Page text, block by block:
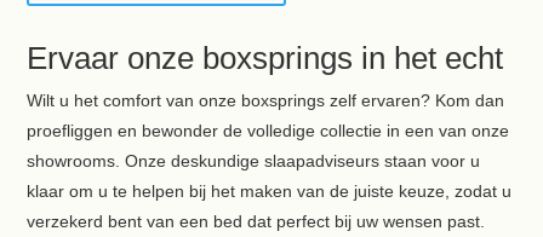
Ervaar onze boxsprings in het echt
Wilt u het comfort van onze boxsprings zelf ervaren? Kom dan
proefliggen en bewonder de volledige collectie in een van onze
showrooms. Onze deskundige slaapadviseurs staan voor u
klaar om u te helpen bij het maken van de juiste keuze, zodat u
verzekerd bent van een bed dat perfect bij uw wensen past.